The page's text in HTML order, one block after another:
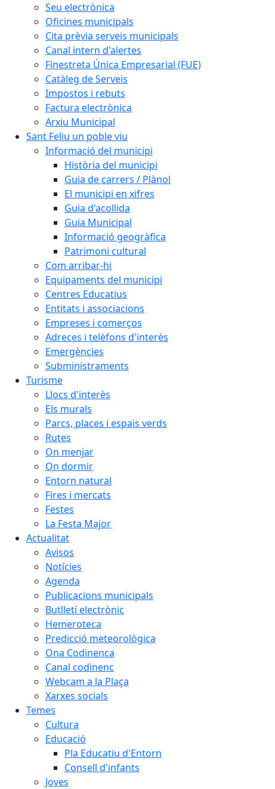
Seu electrònica
Oficines municipals
Cita prèvia serveis municipals
Canal intern d'alertes
Finestreta Única Empresarial (FUE)
Catàleg de Serveis
Impostos i rebuts
Factura electrònica
Arxiu Municipal
Sant Feliu un poble viu
Informació del municipi
Història del municipi
Guia de carrers / Plànol
El municipi en xifres
Guia d'acollida
Guia Municipal
Informació geogràfica
Patrimoni cultural
Com arribar-hi
Equipaments del municipi
Centres Educatius
Entitats i associacions
Empreses i comerços
Adreces i telèfons d'interès
Emergències
Subministraments
Turisme
Llocs d'interès
Els murals
Parcs, places i espais verds
Rutes
On menjar
On dormir
Entorn natural
Fires i mercats
Festes
La Festa Major
Actualitat
Avisos
Notícies
Agenda
Publicacions municipals
Butlletí electrònic
Hemeroteca
Predicció meteorològica
Ona Codinenca
Canal codinenc
Webcam a la Plaça
Xarxes socials
Temes
Cultura
Educació
Pla Educatiu d'Entorn
Consell d'infants
Joves